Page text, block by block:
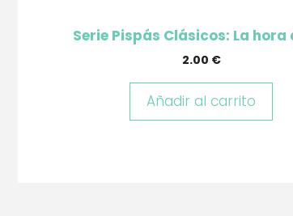
Serie Pispás Clásicos: La hora
2.00 €
Añadir al carrito